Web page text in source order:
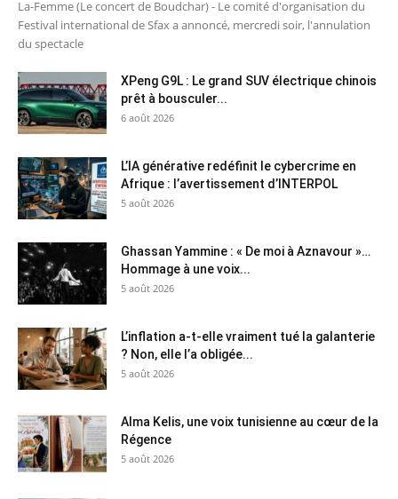
La-Femme (Le concert de Boudchar) - Le comité d'organisation du
Festival international de Sfax a annoncé, mercredi soir, l'annulation
du spectacle
XPeng G9L : Le grand SUV électrique chinois
prêt à bousculer...
6 août 2026
L’IA générative redéfinit le cybercrime en
Afrique : l’avertissement d’INTERPOL
5 août 2026
Ghassan Yammine : « De moi à Aznavour »…
Hommage à une voix...
5 août 2026
L’inflation a-t-elle vraiment tué la galanterie
? Non, elle l’a obligée...
5 août 2026
Alma Kelis, une voix tunisienne au cœur de la
Régence
5 août 2026